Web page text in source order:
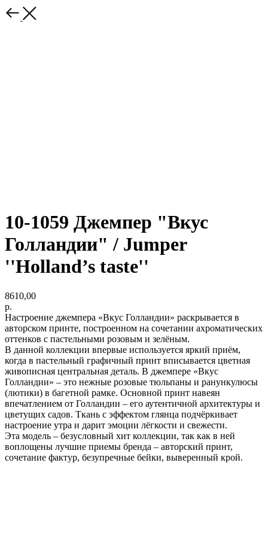
10-1059 Джемпер "Вкус
Голландии" / Jumper
''Holland’s taste''
8610,00
р.
Настроение джемпера «Вкус Голландии» раскрывается в
авторском принте, построенном на сочетании ахроматических
оттенков с пастельными розовым и зелёным.
В данной коллекции впервые используется яркий приём,
когда в пастельный графичный принт вписывается цветная
живописная центральная деталь. В джемпере «Вкус
Голландии» – это нежные розовые тюльпаны и ранункулюсы
(лютики) в багетной рамке. Основной принт навеян
впечатлением от Голландии – его аутентичной архитектуры и
цветущих садов. Ткань с эффектом глянца подчёркивает
настроение утра и дарит эмоции лёгкости и свежести.
Эта модель – безусловный хит коллекции, так как в ней
воплощены лучшие приемы бренда – авторский принт,
сочетание фактур, безупречные бейки, выверенный крой.